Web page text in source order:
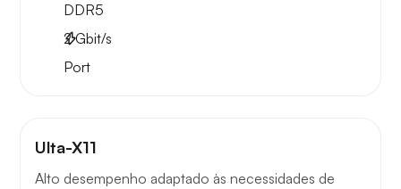
DDR5
2Gbit/s
Port
Ulta-X11
Alto desempenho adaptado às necessidades de